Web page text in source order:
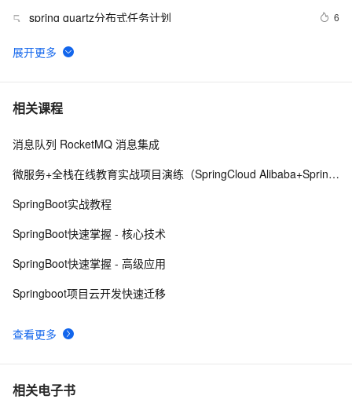
5 spring quartz分布式任务计划 6
6 Spring5参考指南:JSR 330标准注解
7 第二章：SpringCloud 将微服务注册至Eureka
8 【Springcloud Alibaba微服务分布式架构 | Spring
10WebService大讲堂之Axis2(7)：将Spring的装配
相关课程
查看更多
消息队列 RocketMQ 消息集成
微服务+全栈在线教育实战项目演练（SpringCloud Alibaba+SpringBoot）
SpringBoot实战教程
SpringBoot快速掌握 - 核心技术
SpringBoot快速掌握 - 高级应用
Springboot项目云开发快速迁移
相关电子书